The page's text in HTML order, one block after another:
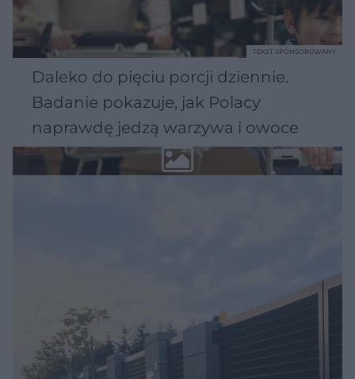
Daleko do pięciu porcji dziennie.
Badanie pokazuje, jak Polacy
naprawdę jedzą warzywa i owoce
TEKST SPONSOROWANY